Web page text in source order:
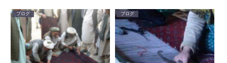
した。お話を伺うと、数十年前に
ふと立ち寄った家具屋で出会った
アフガンの「ソルトバッグ（塩
袋）」を、今でも大切に愛用され
てい...
ブログ ブログ